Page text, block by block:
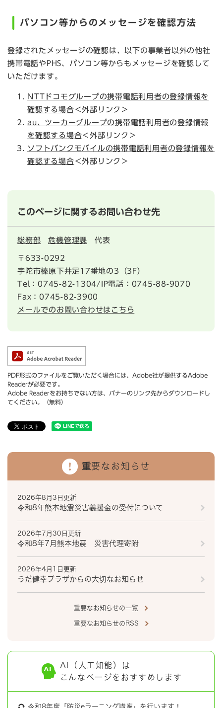
パソコン等からのメッセージを確認方法
登録されたメッセージの確認は、以下の事業者以外の他社
携帯電話やPHS、パソコン等からもメッセージを確認して
いただけます。
NTTドコモグループの携帯電話利用者の登録情報を
確認する場合 ＜外部リンク＞
au、ツーカーグループの携帯電話利用者の登録情報
を確認する場合＜外部リンク＞
ソフトバンクモバイルの携帯電話利用者の登録情報を
確認する場合 ＜外部リンク＞
このページに関するお問い合わせ先
総務部 危機管理課 代表
〒633-0292
宇陀市榛原下井足17番地の3（3F）
Tel：0745-82-1304/IP電話：0745-88-9070
Fax：0745-82-3900
メールでのお問い合わせはこちら
PDF形式のファイルをご覧いただく場合には、Adobe社が提供するAdobe
Readerが必要です。
Adobe Readerをお持ちでない方は、バナーのリンク先からダウンロードし
てください。（無料）
重要なお知らせ
2026年8月3日更新
令和8年熊本地震災害義援金の受付について
2026年7月30日更新
令和8年7月熊本地震 災害代理寄附
2026年4月1日更新
うだ健幸プラザからの大切なお知らせ
重要なお知らせの一覧
重要なお知らせのRSS
AI（人工知能）は
こんなページをおすすめします
令和8年度「防災eラーニング講座」を行います！